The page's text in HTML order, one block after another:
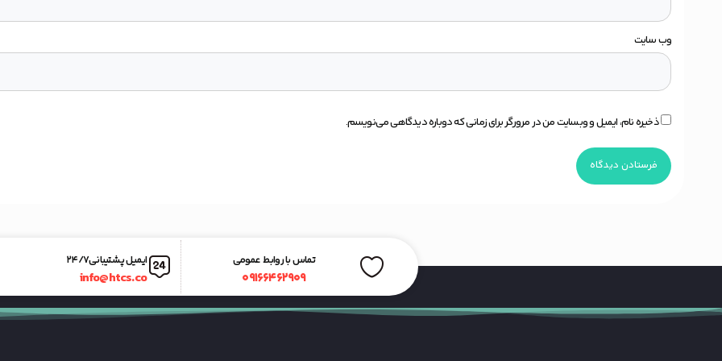
وب‌ سایت
ذخیره نام، ایمیل و وبسایت من در مرورگر برای زمانی که دوباره دیدگاهی می‌نویسم.
تماس با روابط عمومی
۰۹۱۶۶۴۶۲۹۰۹
ایمیل پشتیبانی ۲۴/۷
info@htcs.co